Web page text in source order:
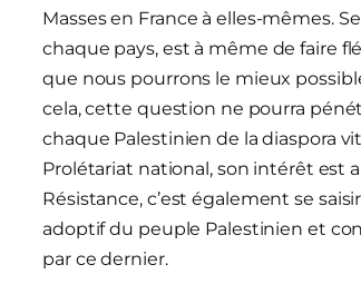
Masses en France à elles-mêmes.
chaque pays, est à même de faire
que nous pourrons le mieux
cela, cette question ne pourra
chaque Palestinien de la diaspora
Prolétariat national, son intérêt est
Résistance, c’est également se
adoptif du peuple Palestinien et
par ce dernier.